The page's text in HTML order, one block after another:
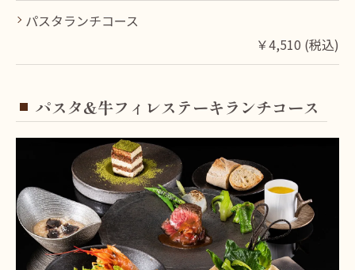
パスタランチコース
￥4,510 (税込)
パスタ&牛フィレステーキランチコース